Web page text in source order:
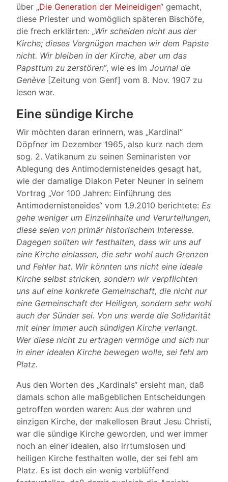
über „Die Generation der Meineidigen“ gemacht,
diese Priester und womöglich späteren Bischöfe,
die frech erklärten: „Wir scheiden nicht aus der
Kirche; dieses Vergnügen machen wir dem Papste
nicht. Wir bleiben in der Kirche, aber um das
Papsttum zu zerstören“, wie es im Journal de
Genève [Zeitung von Genf] vom 8. Nov. 1907 zu
lesen war.
Eine sündige Kirche
Wir möchten daran erinnern, was „Kardinal“
Döpfner im Dezember 1965, also kurz nach dem
sog. 2. Vatikanum zu seinen Seminaristen vor
Ablegung des Antimodernisteneides gesagt hat,
wie der damalige Diakon Peter Neuner in seinem
Vortrag „Vor 100 Jahren: Einführung des
Antimodernisteneides“ vom 1.9.2010 berichtete: Es
gehe weniger um Einzelinhalte und Verurteilungen,
diese seien von primär historischem Interesse.
Dagegen sollten wir festhalten, dass wir uns auf
eine Kirche einlassen, die sehr wohl auch Grenzen
und Fehler hat. Wir könnten uns nicht eine ideale
Kirche selbst stricken, sondern wir verpflichten
uns auf eine konkrete Gemeinschaft, die nicht nur
eine Gemeinschaft der Heiligen, sondern sehr wohl
auch der Sünder sei. Von uns werde die Solidarität
mit einer immer auch sündigen Kirche verlangt.
Wer diese nicht zu ertragen vermöge und sich nur
in einer idealen Kirche bewegen wolle, sei fehl am
Platz.
Aus den Worten des „Kardinals“ ersieht man, daß
damals schon alle maßgeblichen Entscheidungen
getroffen worden waren: Aus der wahren und
einzigen Kirche, der makellosen Braut Jesu Christi,
war die sündige Kirche geworden, und wer immer
noch an einer idealen, also irrtumslosen und
heiligen Kirche festhalten wolle, der sei fehl am
Platz. Es ist doch ein wenig verblüffend